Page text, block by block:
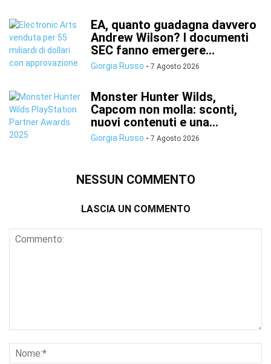
EA, quanto guadagna davvero
Andrew Wilson? I documenti
SEC fanno emergere...
Giorgia Russo - 7 Agosto 2026
Monster Hunter Wilds,
Capcom non molla: sconti,
nuovi contenuti e una...
Giorgia Russo - 7 Agosto 2026
NESSUN COMMENTO
LASCIA UN COMMENTO